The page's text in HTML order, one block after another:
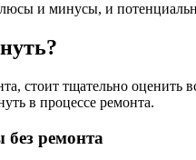
и минусы, и
стоит тщательно
в процессе ремонта.
ремонта